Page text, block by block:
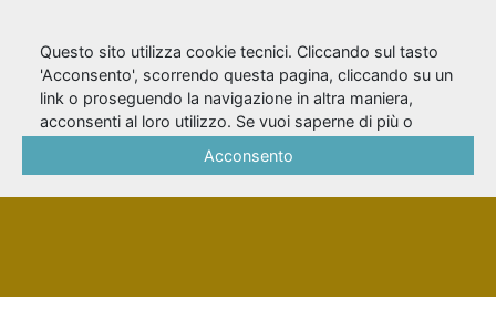
Gervasio, Franco
PERSONA
Questo sito utilizza cookie tecnici. Cliccando sul tasto
'Acconsento', scorrendo questa pagina, cliccando su un
link o proseguendo la navigazione in altra maniera,
acconsenti al loro utilizzo. Se vuoi saperne di più o
Acconsento